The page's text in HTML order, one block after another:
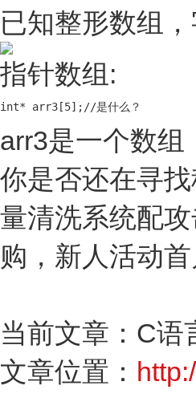
已知整形数组，
指针数组:
int* arr3[5];//是什么？
arr3是一个数组
你是否还在寻
量清洗系统配
购，新人活动
当前文章：C语
文章位置：